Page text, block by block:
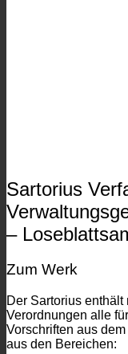
Sartorius
–
Zum Werk
Der Sartorius enthält
Verordnungen alle
Vorschriften aus
aus den Bereichen: